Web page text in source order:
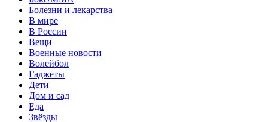
Болезни и лекарства
В мире
В России
Вещи
Военные новости
Волейбол
Гаджеты
Дети
Дом и сад
Еда
Звёзды